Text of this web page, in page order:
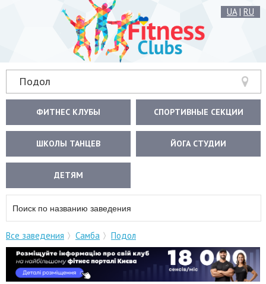
UA| RU
Подол
ФИТНЕС КЛУБЫ СПОРТИВНЫЕ СЕКЦИИ
ШКОЛЫ ТАНЦЕВ ЙОГА СТУДИИ
ДЕТЯМ
Все заведения Самба Подол